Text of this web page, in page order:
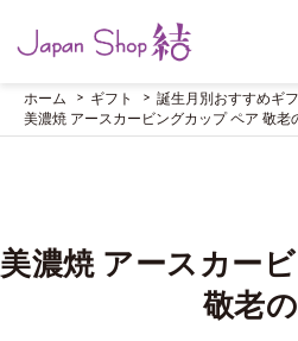
ホーム ギフト 誕生月別おすすめギフ
美濃焼 アースカービングカップ ペア 敬老
美濃焼 アースカー
敬老の